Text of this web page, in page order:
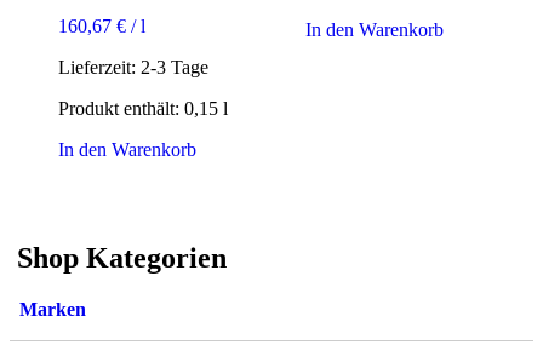
160,67 € /l
Lieferzeit: 2-3 Tage
Produkt enthält: 0,15 l
In den Warenkorb
In den Warenkorb
Shop Kategorien
Marken